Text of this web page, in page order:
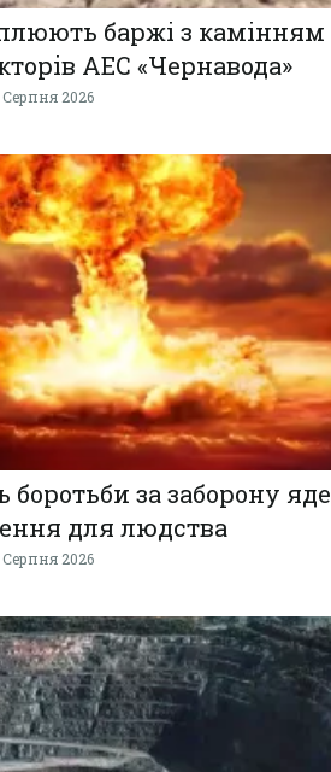
баржі з
АЕС «Чернавода»
Серпня 2026
боротьби за заборону
для людства
Серпня 2026